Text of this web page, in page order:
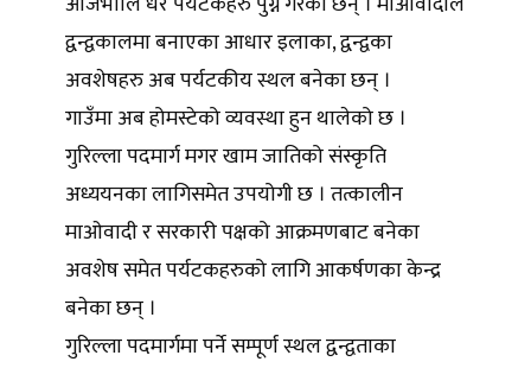
द्वन्द्वकालमा बनाएका आधार इलाका, द्वन्द्वका
अवशेषहरु अब पर्यटकीय स्थल बनेका छन् ।
गाउँमा अब होमस्टेको व्यवस्था हुन थालेको छ ।
गुरिल्ला पदमार्ग मगर खाम जातिको संस्कृति
अध्ययनका लागिसमेत उपयोगी छ । तत्कालीन
माओवादी र सरकारी पक्षको आक्रमणबाट बनेका
अवशेष समेत पर्यटकहरुको लागि आकर्षणका केन्द्र
बनेका छन् ।
गुरिल्ला पदमार्गमा पर्ने सम्पूर्ण स्थल द्वन्द्वताका